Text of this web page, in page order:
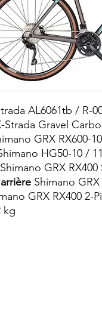
AL6061tb / R-
Strada Gravel
GRX RX600-
HG50-10 /
Shimano GRX RX400
Shimano
GRX RX400 2-
kg